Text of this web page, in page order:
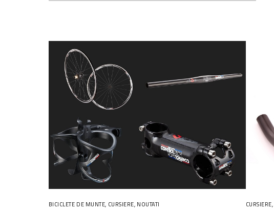
BICICLETE DE MUNTE, CURSIERE, NOUTATI CURSIERE,